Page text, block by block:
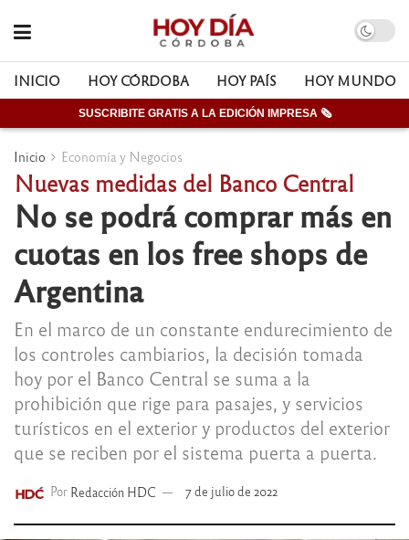
INICIO HOY CÓRDOBA HOY PAÍS HOY MUNDO
SUSCRIBITE GRATIS A LA EDICIÓN IMPRESA 🗞
Inicio Economía y Negocios
Nuevas medidas del Banco Central
No se podrá comprar más en
cuotas en los free shops de
Argentina
En el marco de un constante endurecimiento de
los controles cambiarios, la decisión tomada
hoy por el Banco Central se suma a la
prohibición que rige para pasajes, y servicios
turísticos en el exterior y productos del exterior
que se reciben por el sistema puerta a puerta.
Por Redacción HDC 7 de julio de 2022